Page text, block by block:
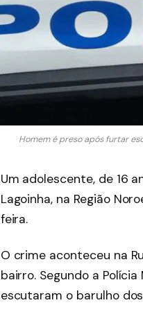
Homem é preso após furtar
Um adolescente, de 16
Lagoinha, na Região
feira.
O crime aconteceu na
bairro. Segundo a
escutaram o barulho